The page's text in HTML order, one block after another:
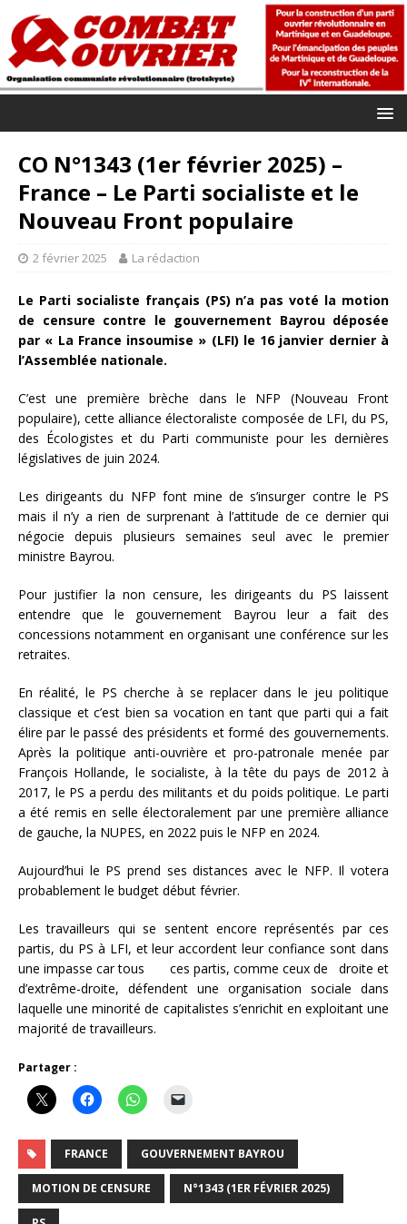
CO N°1343 (1er février 2025) –
France – Le Parti socialiste et le
Nouveau Front populaire
2 février 2025 La rédaction
Le Parti socialiste français (PS) n’a pas voté la motion
de censure contre le gouvernement Bayrou déposée
par « La France insoumise » (LFI) le 16 janvier dernier à
l’Assemblée nationale.
C’est une première brèche dans le NFP (Nouveau Front
populaire), cette alliance électoraliste composée de LFI, du PS,
des Écologistes et du Parti communiste pour les dernières
législatives de juin 2024.
Les dirigeants du NFP font mine de s’insurger contre le PS
mais il n’y a rien de surprenant à l’attitude de ce dernier qui
négocie depuis plusieurs semaines seul avec le premier
ministre Bayrou.
Pour justifier la non censure, les dirigeants du PS laissent
entendre que le gouvernement Bayrou leur a fait des
concessions notamment en organisant une conférence sur les
retraites.
En réalité, le PS cherche à se replacer dans le jeu politique
classique et c’est bien sa vocation en tant que parti qui a fait
élire par le passé des présidents et formé des gouvernements.
Après la politique anti-ouvrière et pro-patronale menée par
François Hollande, le socialiste, à la tête du pays de 2012 à
2017, le PS a perdu des militants et du poids politique. Le parti
a été remis en selle électoralement par une première alliance
de gauche, la NUPES, en 2022 puis le NFP en 2024.
Aujourd’hui le PS prend ses distances avec le NFP. Il votera
probablement le budget début février.
Les travailleurs qui se sentent encore représentés par ces
partis, du PS à LFI, et leur accordent leur confiance sont dans
une impasse car tous ces partis, comme ceux de droite et
d’extrême-droite, défendent une organisation sociale dans
laquelle une minorité de capitalistes s’enrichit en exploitant une
majorité de travailleurs.
Partager :
FRANCE GOUVERNEMENT BAYROU
MOTION DE CENSURE N°1343 (1ER FÉVRIER 2025)